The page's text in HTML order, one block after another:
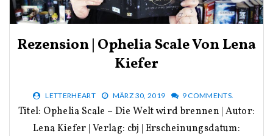
Rezension | Ophelia Scale Von Lena
Kiefer
LETTERHEART MÄRZ 30, 2019 9 COMMENTS.
Titel: Ophelia Scale – Die Welt wird brennen | Autor:
Lena Kiefer | Verlag: cbj | Erscheinungsdatum: